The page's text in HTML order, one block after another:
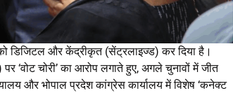
डिजिटल और केंद्रीकृत (सेंट्रलाइज्ड) कर दिया है।
‘वोट चोरी’ का आरोप लगाते हुए, अगले चुनावों में जीत
और भोपाल प्रदेश कांग्रेस कार्यालय में विशेष ‘कनेक्ट